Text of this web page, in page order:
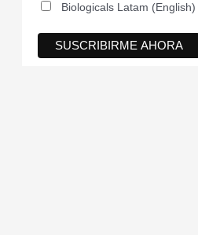
Biologicals Latam (English)